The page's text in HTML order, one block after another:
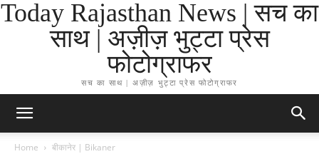
Today Rajasthan News | सच का
साथ | अज़ीज़ भुट्टा प्रेस
फोटोग्राफर
सच का साथ | अज़ीज़ भुट्टा प्रेस फोटोग्राफर
Home बीकानेर | Bikaner